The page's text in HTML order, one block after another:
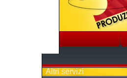
Altri servizi